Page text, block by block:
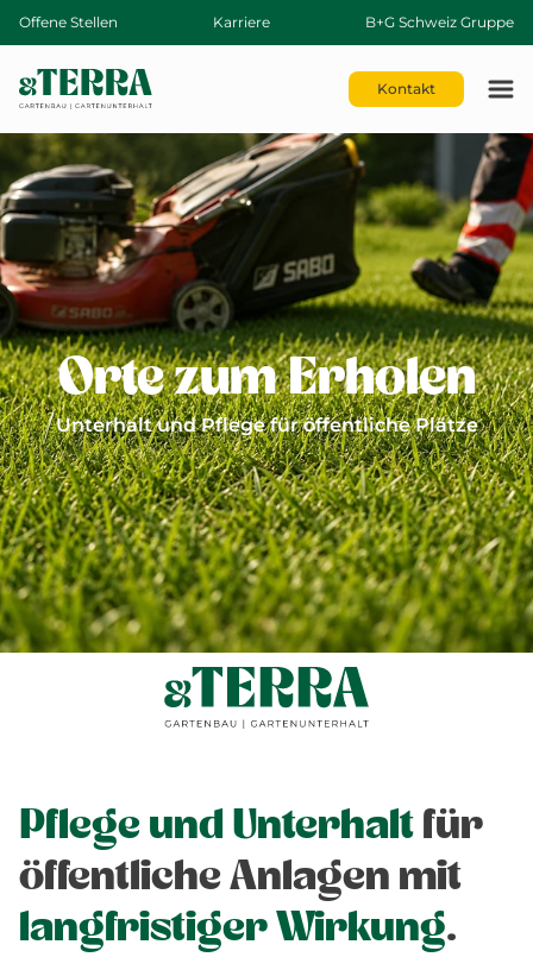
Offene Stellen Karriere B+G Schweiz Gruppe
Kontakt
Orte zum Erholen
Unterhalt und Pflege für öffentliche Plätze
Pflege und Unterhalt für
öffentliche Anlagen mit
langfristiger Wirkung.